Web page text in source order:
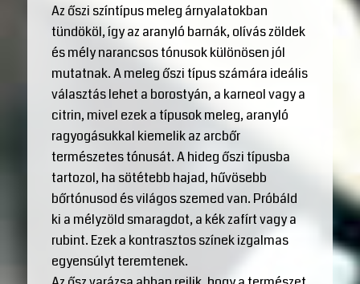
Az őszi színtípus meleg árnyalatokban
tündököl, így az aranyló barnák, olívás zöldek
és mély narancsos tónusok különösen jól
mutatnak. A meleg őszi típus számára ideális
választás lehet a borostyán, a karneol vagy a
citrin, mivel ezek a típusok meleg, aranyló
ragyogásukkal kiemelik az arcbőr
természetes tónusát. A hideg őszi típusba
tartozol, ha sötétebb hajad, hűvösebb
bőrtónusod és világos szemed van. Próbáld
ki a mélyzöld smaragdot, a kék zafírt vagy a
rubint. Ezek a kontrasztos színek izgalmas
egyensúlyt teremtenek.